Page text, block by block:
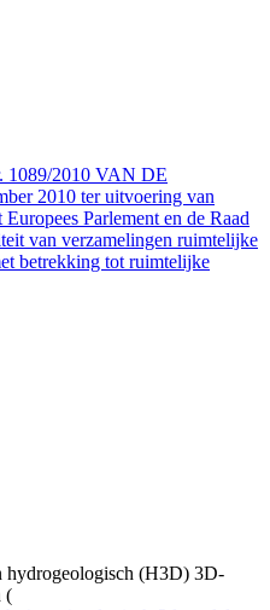
2010 VAN DE
2010 ter uitvoering van
Parlement en de Raad
van verzamelingen ruimtelijke
betrekking tot ruimtelijke
hydrogeologisch (H3D) 3D-
(